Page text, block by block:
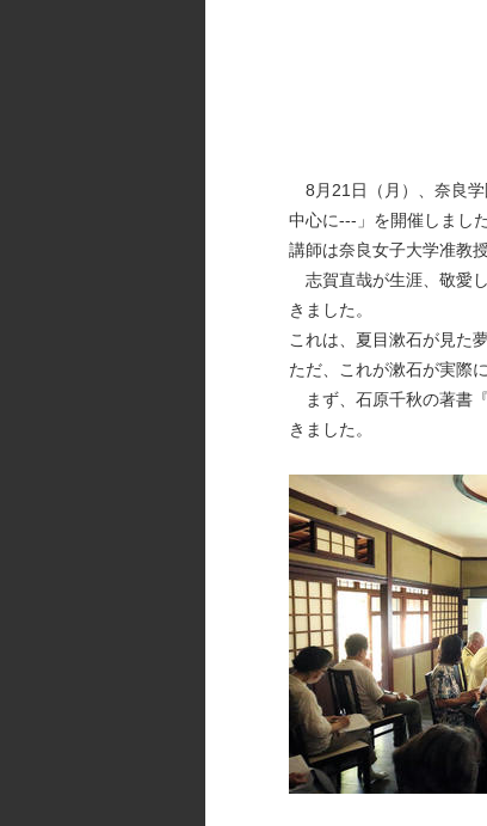
8月21日（月）、奈良学
中心に---」を開催しました
講師は奈良女子大学准教
志賀直哉が生涯、敬愛
きました。
これは、夏目漱石が見た
ただ、これが漱石が実際
まず、石原千秋の著書
きました。